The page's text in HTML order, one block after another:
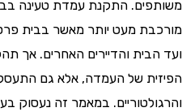
התקנת עמדת טעינה בבניין
מעט יותר מאשר בבית פרטי,
והדיירים האחרים. אך
של העמדה, אלא גם התעסקות
במאמר זה נעסוק